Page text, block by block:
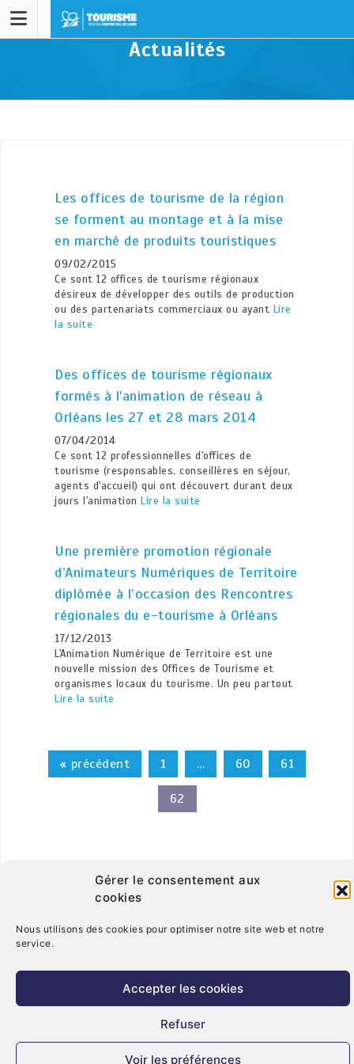
Gérer le consentement aux
cookies
Nous utilisons des cookies pour optimiser notre site web et notre
service.
Accepter les cookies
Refuser
Voir les préférences
Actualités
Les offices de tourisme de la région
se forment au montage et à la mise
en marché de produits touristiques
09/02/2015
Ce sont 12 offices de tourisme régionaux
désireux de développer des outils de production
ou des partenariats commerciaux ou ayant Lire
la suite
Des offices de tourisme régionaux
formés à l'animation de réseau à
Orléans les 27 et 28 mars 2014
07/04/2014
Ce sont 12 professionnelles d'offices de
tourisme (responsables, conseillères en séjour,
agents d'accueil) qui ont découvert durant deux
jours l'animation Lire la suite
Une première promotion régionale
d’Animateurs Numériques de Territoire
diplômée à l’occasion des Rencontres
régionales du e-tourisme à Orléans
17/12/2013
L'Animation Numérique de Territoire est une
nouvelle mission des Offices de Tourisme et
organismes locaux du tourisme. Un peu partout
Lire la suite
« précédent 1 … 60 61
62
© Copyright 2026. CRT Centre-Val De Loire
Mentions légales
Nous contacter